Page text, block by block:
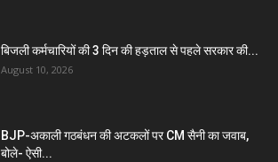
बिजली कर्मचारियों की 3 दिन की हड़ताल से पहले सरकार की...
August 10, 2026
BJP-अकाली गठबंधन की अटकलों पर CM सैनी का जवाब,
बोले- ऐसी...